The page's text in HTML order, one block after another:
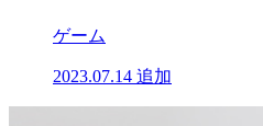
ゲーム
2023.07.14 追加